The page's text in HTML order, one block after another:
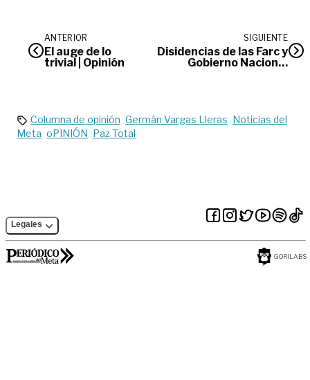
ANTERIOR
El auge de lo
trivial | Opinión
SIGUIENTE
Disidencias de las Farc y
Gobierno Nacional
Columna de opinión Germán Vargas Lleras Noticias del
Meta oPINIÓN Paz Total
Legales
GORILABS